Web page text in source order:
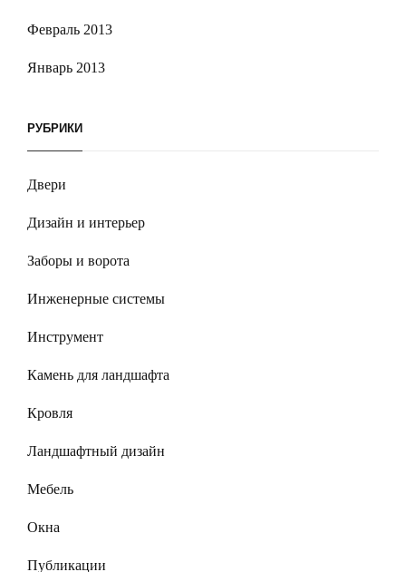
Февраль 2013
Январь 2013
РУБРИКИ
Двери
Дизайн и интерьер
Заборы и ворота
Инженерные системы
Инструмент
Камень для ландшафта
Кровля
Ландшафтный дизайн
Мебель
Окна
Публикации